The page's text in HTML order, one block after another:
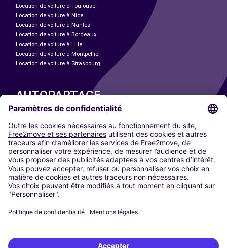
Location de voiture à Toulouse
Location de voiture à Nice
Location de voiture à Nantes
Location de voiture à Bordeaux
Location de voiture à Lille
Location de voiture à Montpellier
Location de voiture à Strasbourg
AUTOPARTAGE
Paris
Madrid
Washington DC
Milan
Rome
Turin
Vienne
Berlin
Düsseldorf